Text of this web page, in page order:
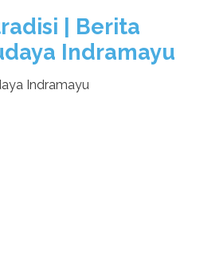
| Berita
Indramayu
Indramayu